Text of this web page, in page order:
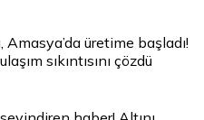
Amasya’da üretime başladı!
sıkıntısını çözdü